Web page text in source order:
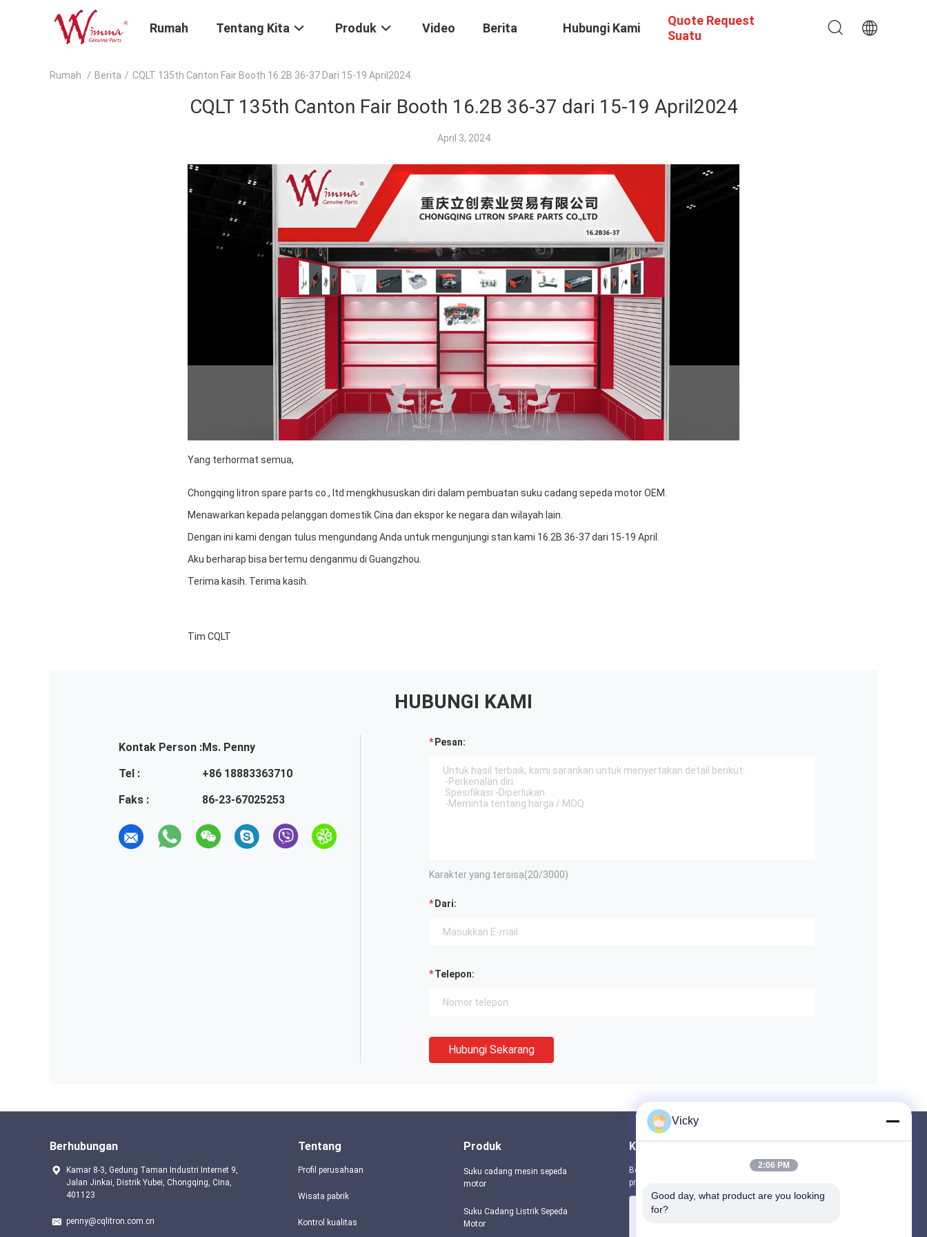
Rumah Tentang Kita Produk Video Berita Hubungi Kami
Quote Request
Suatu
Rumah / Berita / CQLT 135th Canton Fair Booth 16.2B 36-37 Dari 15-19 April2024
CQLT 135th Canton Fair Booth 16.2B 36-37 dari 15-19 April2024
April 3, 2024
Yang terhormat semua,
Chongqing litron spare parts co., ltd mengkhususkan diri dalam pembuatan suku cadang sepeda motor OEM.
Menawarkan kepada pelanggan domestik Cina dan ekspor ke negara dan wilayah lain.
Dengan ini kami dengan tulus mengundang Anda untuk mengunjungi stan kami 16.2B 36-37 dari 15-19 April.
Aku berharap bisa bertemu denganmu di Guangzhou.
Terima kasih. Terima kasih.
Tim CQLT
HUBUNGI KAMI
Kontak Person :Ms. Penny
Tel :
+86 18883363710
Faks :
86-23-67025253
Pesan:
Karakter yang tersisa(20/3000)
Dari:
Telepon:
Hubungi Sekarang
Berhubungan
Kamar 8-3, Gedung Taman Industri Internet 9,
Jalan Jinkai, Distrik Yubei, Chongqing, Cina,
401123
penny@cqlitron.com.cn
Tentang
Profil perusahaan
Wisata pabrik
Kontrol kualitas
Produk
Suku cadang mesin sepeda
motor
Suku Cadang Listrik Sepeda
Motor
Kirimkan Kami
Beri tahu kami kebutuhan Anda. Kami akan menghubungkan
produk terbaik dengan Anda.
Vicky
2:06 PM
Good day, what product are you looking
for?